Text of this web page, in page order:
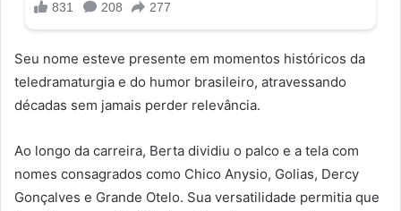
Seu nome esteve presente em momentos históricos da
teledramaturgia e do humor brasileiro, atravessando
décadas sem jamais perder relevância.
Ao longo da carreira, Berta dividiu o palco e a tela com
nomes consagrados como Chico Anysio, Golias, Dercy
Gonçalves e Grande Otelo. Sua versatilidade permitia que